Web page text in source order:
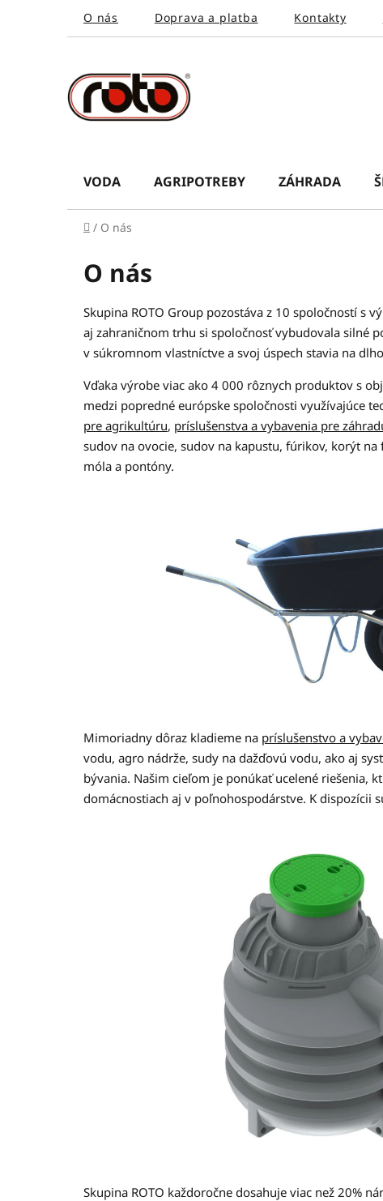
O nás Doprava a platba Kontakty
VODA AGRIPOTREBY ZÁHRADA
Domov
/ O nás
O nás
Skupina ROTO Group pozostáva z 10 spoločností s
aj zahraničnom trhu si spoločnosť vybudovala silné
v súkromnom vlastníctve a svoj úspech stavia na
Vďaka výrobe viac ako 4 000 rôznych produktov s
medzi popredné európske spoločnosti využívajúce
pre agrikultúru, príslušenstva a vybavenia pre
sudov na ovocie, sudov na kapustu, fúrikov, korýt
móla a pontóny.
Mimoriadny dôraz kladieme na príslušenstvo a
vodu, agro nádrže, sudy na dažďovú vodu, ako aj
bývania. Našim cieľom je ponúkať ucelené riešenia,
domácnostiach aj v poľnohospodárstve. K dispozícii
Skupina ROTO každoročne dosahuje viac než 20%